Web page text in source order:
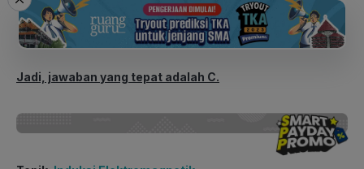
Jadi, jawaban yang tepat adalah C.